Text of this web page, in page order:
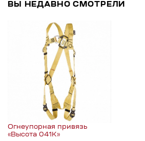
ВЫ НЕДАВНО СМОТРЕЛИ
Огнеупорная привязь
«Высота 041K»